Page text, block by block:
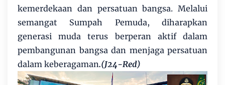
kemerdekaan dan persatuan bangsa. Melalui
semangat Sumpah Pemuda, diharapkan
generasi muda terus berperan aktif dalam
pembangunan bangsa dan menjaga persatuan
dalam keberagaman.(J24-Red)